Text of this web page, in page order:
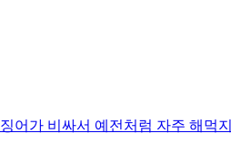
어가 비싸서 예전처럼 자주 해먹